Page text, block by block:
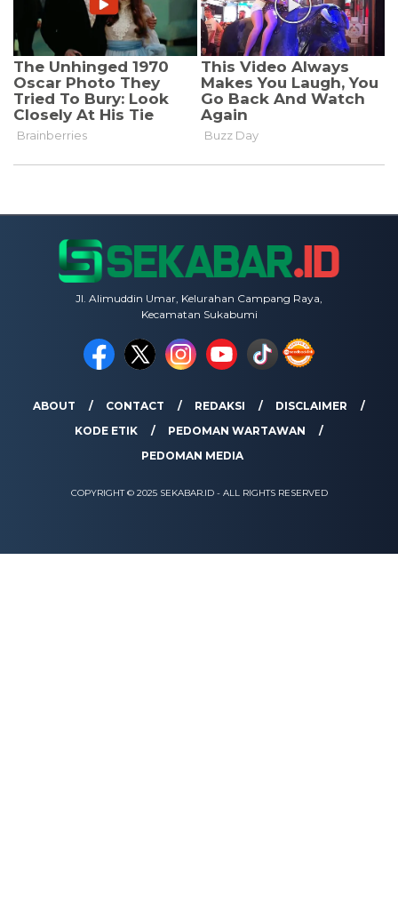
Jl. Alimuddin Umar, Kelurahan Campang Raya,
Kecamatan Sukabumi
ABOUT CONTACT REDAKSI
DISCLAIMER
KODE ETIK
PEDOMAN WARTAWAN
PEDOMAN MEDIA
COPYRIGHT © 2025 SEKABAR.ID - ALL RIGHTS RESERVED